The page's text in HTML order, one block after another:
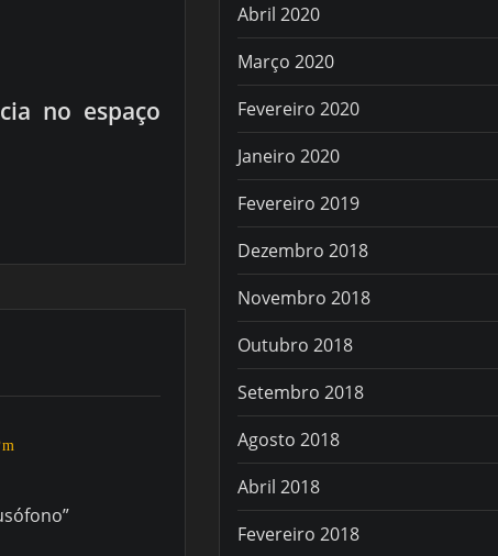
no espaço
Abril 2020
Março 2020
Fevereiro 2020
Janeiro 2020
Fevereiro 2019
Dezembro 2018
Novembro 2018
Outubro 2018
Setembro 2018
Agosto 2018
Abril 2018
Fevereiro 2018